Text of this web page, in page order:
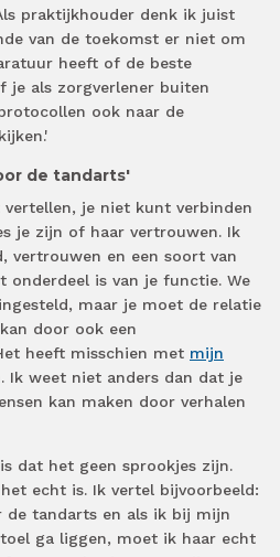
praktijkhouder denk ik juist
van de toekomst er niet om
heeft of de beste
je als zorgverlener buiten
ook naar de
de tandarts'
vertellen, je niet kunt verbinden
je zijn of haar vertrouwen. Ik
vertrouwen en een soort van
onderdeel is van je functie. We
maar je moet de relatie
door ook een
heeft misschien met mijn
Ik weet niet anders dan dat je
kan maken door verhalen
dat het geen sprookjes zijn.
echt is. Ik vertel bijvoorbeeld:
de tandarts en als ik bij mijn
ga liggen, moet ik haar echt